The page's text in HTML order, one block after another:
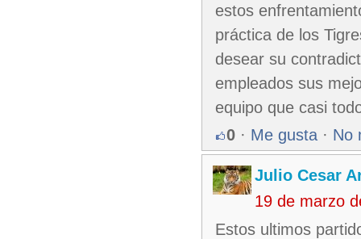
estos
práctica de los
desear su
empleados sus
equipo que casi
0 · Me gusta · No
Julio Cesar
19 de marzo
Estos ultimos